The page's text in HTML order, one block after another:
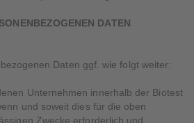
DATEN
Daten ggf. wie folgt weiter:
Unternehmen innerhalb der Biotest
und soweit dies für die oben
Zwecke erforderlich und